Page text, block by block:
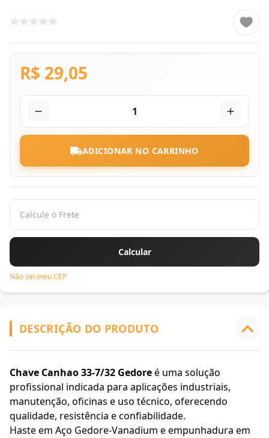
R$ 29,05
1
ADICIONAR NO CARRINHO
Não sei meu CEP
DESCRIÇÃO DO PRODUTO
Chave Canhao 33-7/32 Gedoreé uma solução
profissional indicada para aplicações industriais,
manutenção, oficinas e uso técnico, oferecendo
qualidade, resistência e confiabilidade.
Haste em Aço Gedore-Vanadium e empunhadura em